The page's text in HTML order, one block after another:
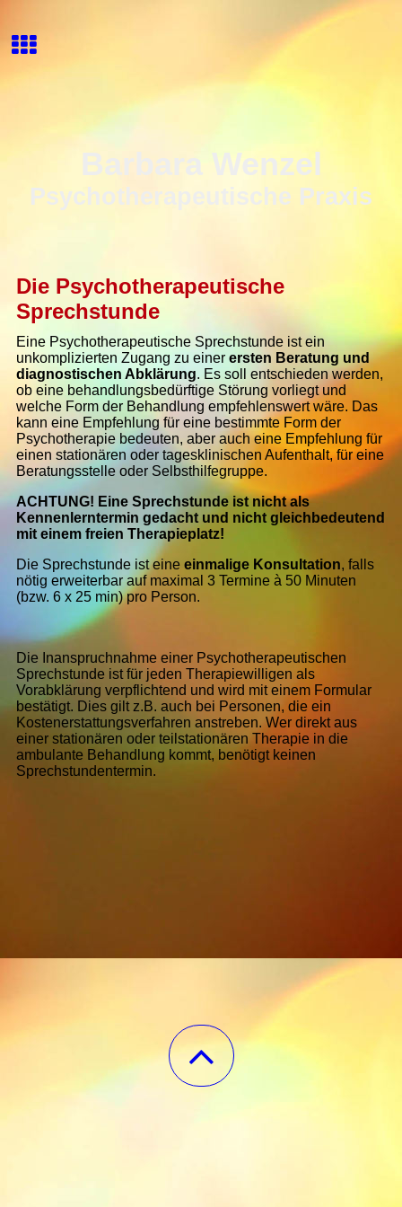
Barbara Wenzel
Psychotherapeutische Praxis
Die Psychotherapeutische
Sprechstunde
Eine Psychotherapeutische Sprechstunde ist ein
unkomplizierten Zugang zu einer ersten Beratung und
diagnostischen Abklärung. Es soll entschieden werden,
ob eine behandlungsbedürftige Störung vorliegt und
welche Form der Behandlung empfehlenswert wäre. Das
kann eine Empfehlung für eine bestimmte Form der
Psychotherapie bedeuten, aber auch eine Empfehlung für
einen stationären oder tagesklinischen Aufenthalt, für eine
Beratungsstelle oder Selbsthilfegruppe.
ACHTUNG! Eine Sprechstunde ist nicht als
Kennenlerntermin gedacht und nicht gleichbedeutend
mit einem freien Therapieplatz!
Die Sprechstunde ist eine einmalige Konsultation, falls
nötig erweiterbar auf maximal 3 Termine à 50 Minuten
(bzw. 6 x 25 min) pro Person.
Die Inanspruchnahme einer Psychotherapeutischen
Sprechstunde ist für jeden Therapiewilligen als
Vorabklärung verpflichtend und wird mit einem Formular
bestätigt. Dies gilt z.B. auch bei Personen, die ein
Kostenerstattungsverfahren anstreben. Wer direkt aus
einer stationären oder teilstationären Therapie in die
ambulante Behandlung kommt, benötigt keinen
Sprechstundentermin.